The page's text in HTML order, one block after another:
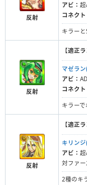
反射
アビ： 超
コネクト
キラーと
反射
【適正ラ
マゼラ
アビ：
コネクト
キラーで
反射
【適正ラ
キリン
アビ：
対ファー
2種のキ